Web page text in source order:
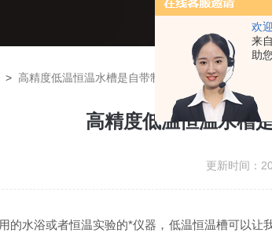
欢
来
助
> 高精度低温恒温水槽是自带制冷和加热的高精度恒温
高精度低温恒温水槽
更新时间：
水浴或者恒温实验的*仪器，低温恒温槽可以让